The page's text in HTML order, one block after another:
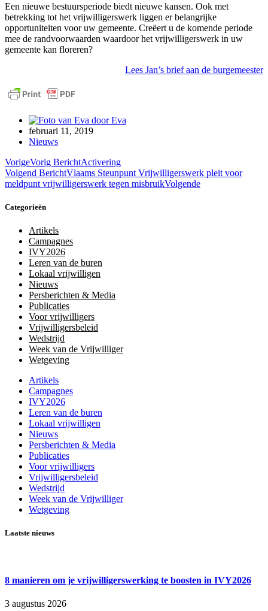
Een nieuwe bestuursperiode biedt nieuwe kansen. Ook met
betrekking tot het vrijwilligerswerk liggen er belangrijke
opportuniteiten voor uw gemeente. Creëert u de komende periode
mee de randvoorwaarden waardoor het vrijwilligerswerk in uw
gemeente kan floreren?
Lees Jan’s brief aan de burgemeester
doorEva
februari 11, 2019
Nieuws
VorigeVorig BerichtActivering
Volgend BerichtVlaams Steunpunt Vrijwilligerswerk pleit voor
meldpunt vrijwilligerswerk tegen misbruikVolgende
Categorieën
Artikels
Campagnes
IVY2026
Leren van de buren
Lokaal vrijwilligen
Nieuws
Persberichten & Media
Publicaties
Voor vrijwilligers
Vrijwilligersbeleid
Wedstrijd
Week van de Vrijwilliger
Wetgeving
Artikels
Campagnes
IVY2026
Leren van de buren
Lokaal vrijwilligen
Nieuws
Persberichten & Media
Publicaties
Voor vrijwilligers
Vrijwilligersbeleid
Wedstrijd
Week van de Vrijwilliger
Wetgeving
Laatste nieuws
8 manieren om je vrijwilligerswerking te boosten in IVY2026
3 augustus 2026